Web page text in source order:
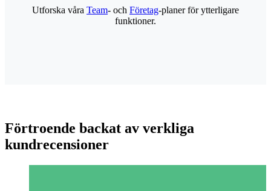
Utforska våra Team- och Företag-planer för ytterligare
funktioner.
Förtroende backat av verkliga
kundrecensioner